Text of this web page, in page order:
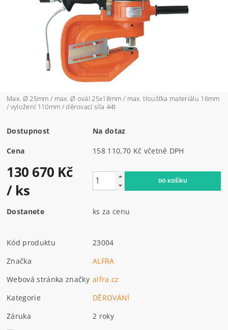
Max. Ø 25mm / max. Ø ovál 25x18mm / max. tloušťka materiálu 16mm
/ vyložení 110mm / děrovací síla 44t
Dostupnost Na dotaz
Cena 158 110,70 Kč včetně DPH
130 670 Kč
/ ks
Dostanete ks za cenu
Kód produktu
23004
Značka
ALFRA
Webová stránka značky alfra.cz
Kategorie
DĚROVÁNÍ
Záruka
2 roky